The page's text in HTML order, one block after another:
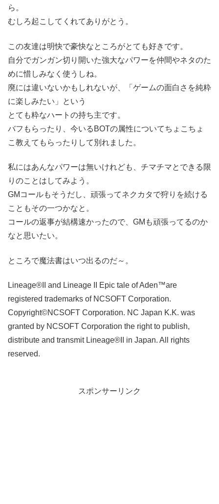
ら。
むしろ起こしてくれてありがとう。
この友達は明快で豪快なところがとても好きです。
自分でガンガン切り開いた強大なパワーを仲間やネタのた
めに惜しみなく使うしね。
廃には違いないかもしれないが、「ゲームの面白さを純粋
に楽しみたい」という
とても粋なハートの持ち主です。
バフもらったり、今いるBOTの属性についてちょこちょ
こ教えてもらったりして別れました。
私にはあんなパワーは無いけれども、チマチマとできる限
りのことはしてみよう。
GMコールもそうだし、頑張ってネクカタで狩りを続ける
こともその一つかなと。
コールの返事が結構速かったので、GMも頑張ってるのか
なと思いたい。
ところで魔法書はいつ出るのだ～。
Lineage®II and Lineage II Epic tale of Aden™are
registered trademarks of NCSOFT Corporation.
Copyright©NCSOFT Corporation. NC Japan K.K. was
granted by NCSOFT Corporation the right to publish,
distribute and transmit Lineage®II in Japan. All rights
reserved.
スポンサーリンク